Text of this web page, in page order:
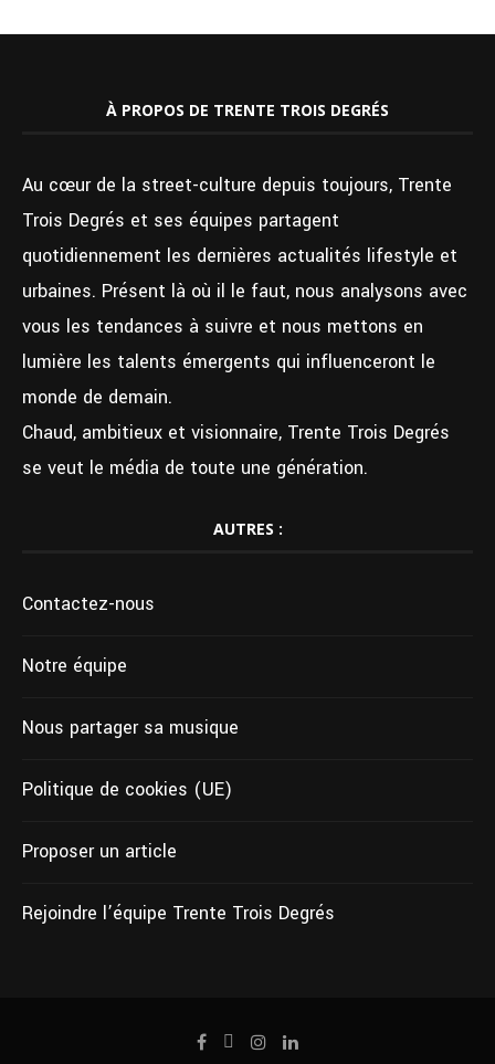
À PROPOS DE TRENTE TROIS DEGRÉS
Au cœur de la street-culture depuis toujours, Trente
Trois Degrés et ses équipes partagent
quotidiennement les dernières actualités lifestyle et
urbaines. Présent là où il le faut, nous analysons avec
vous les tendances à suivre et nous mettons en
lumière les talents émergents qui influenceront le
monde de demain.
Chaud, ambitieux et visionnaire, Trente Trois Degrés
se veut le média de toute une génération.
AUTRES :
Contactez-nous
Notre équipe
Nous partager sa musique
Politique de cookies (UE)
Proposer un article
Rejoindre l’équipe Trente Trois Degrés